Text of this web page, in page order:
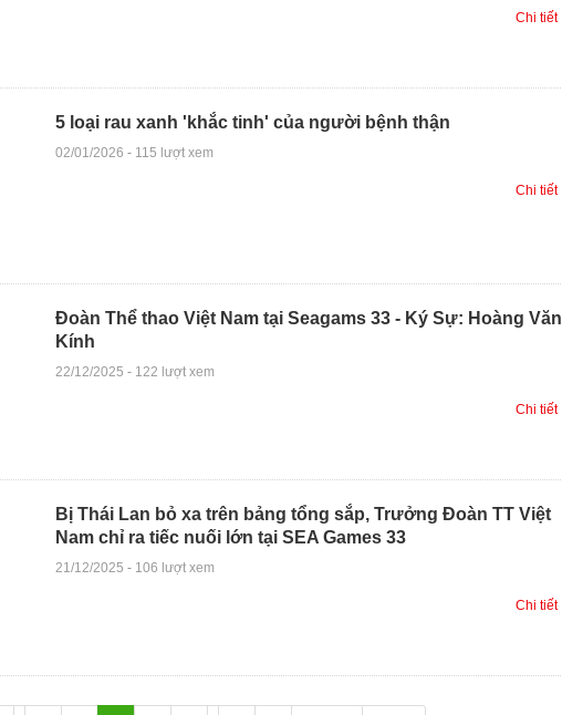
Chi tiết
5 loại rau xanh 'khắc tinh' của người bệnh thận
02/01/2026 - 115 lượt xem
Chi tiết
Đoàn Thể thao Việt Nam tại Seagams 33 - Ký Sự: Hoàng Văn
Kính
22/12/2025 - 122 lượt xem
Chi tiết
Bị Thái Lan bỏ xa trên bảng tổng sắp, Trưởng Đoàn TT Việt
Nam chỉ ra tiếc nuối lớn tại SEA Games 33
21/12/2025 - 106 lượt xem
Chi tiết